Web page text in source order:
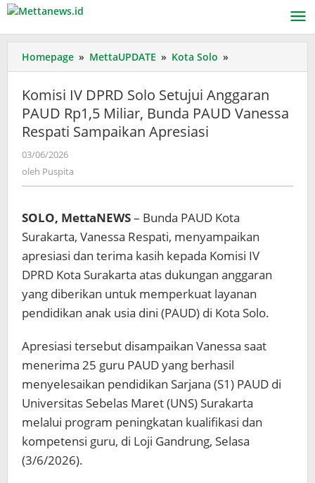
Lewati
konten
Homepage » MettaUPDATE » Kota Solo »
IV
Solo
Setujui
Bunda
Vanessa
Respati
Sampaikan
Apresiasi
Komisi IV DPRD Solo Setujui Anggaran
PAUD Rp1,5 Miliar, Bunda PAUD Vanessa
Respati Sampaikan Apresiasi
03/06/2026
oleh Puspita
SOLO, MettaNEWS– Bunda PAUD Kota
Surakarta, Vanessa Respati, menyampaikan
apresiasi dan terima kasih kepada Komisi IV
DPRD Kota Surakarta atas dukungan anggaran
yang diberikan untuk memperkuat layanan
pendidikan anak usia dini (PAUD) di Kota Solo.
Apresiasi tersebut disampaikan Vanessa saat
menerima 25 guru PAUD yang berhasil
menyelesaikan pendidikan Sarjana (S1) PAUD di
Universitas Sebelas Maret (UNS) Surakarta
melalui program peningkatan kualifikasi dan
kompetensi guru, di Loji Gandrung, Selasa
(3/6/2026).